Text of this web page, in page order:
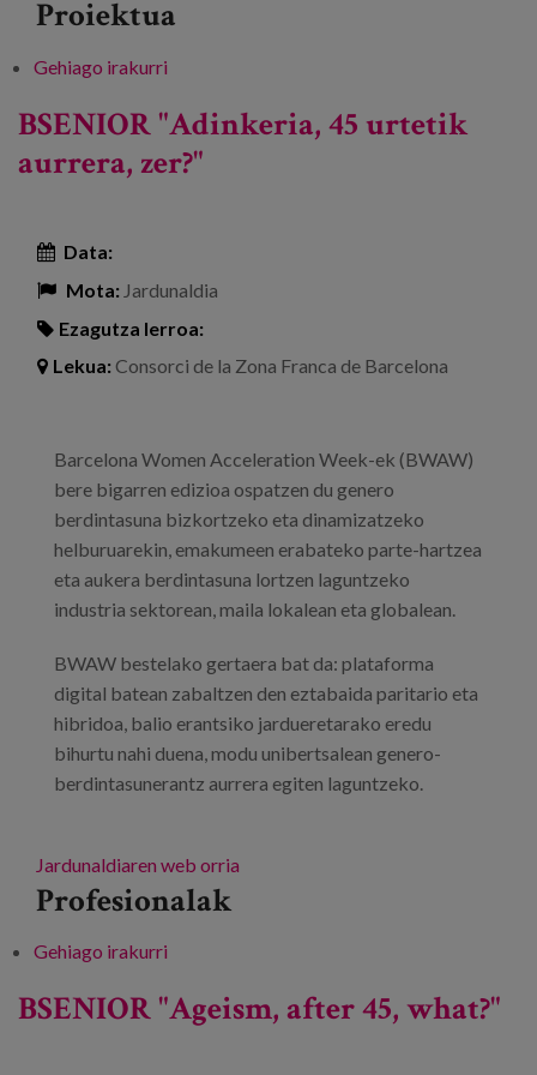
Proiektua
Gehiago irakurri
BSENIOR "Adinkeria, 45 urtetik
aurrera, zer?"
Data:
Mota: Jardunaldia
Ezagutza lerroa:
Lekua:Consorci de la Zona Franca de Barcelona
Barcelona Women Acceleration Week-ek (BWAW)
bere bigarren edizioa ospatzen du genero
berdintasuna bizkortzeko eta dinamizatzeko
helburuarekin, emakumeen erabateko parte-hartzea
eta aukera berdintasuna lortzen laguntzeko
industria sektorean, maila lokalean eta globalean.
BWAW bestelako gertaera bat da: plataforma
digital batean zabaltzen den eztabaida paritario eta
hibridoa, balio erantsiko jardueretarako eredu
bihurtu nahi duena, modu unibertsalean genero-
berdintasunerantz aurrera egiten laguntzeko.
Jardunaldiaren web orria
Profesionalak
Gehiago irakurri
BSENIOR "Ageism, after 45, what?"